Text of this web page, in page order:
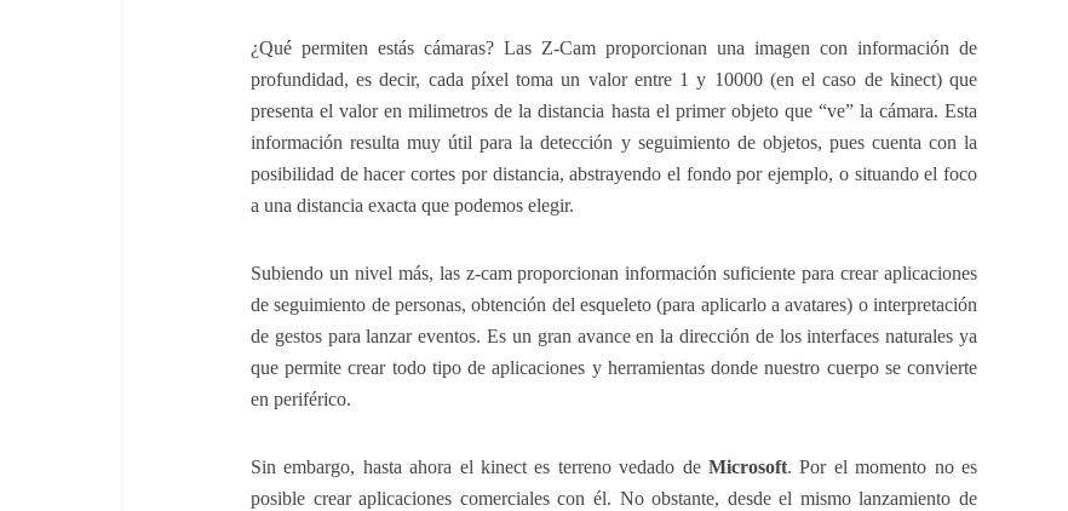
¿Qué permiten estás cámaras? Las Z-Cam proporcionan una imagen con información de
profundidad, es decir, cada píxel toma un valor entre 1 y 10000 (en el caso de kinect) que
presenta el valor en milimetros de la distancia hasta el primer objeto que “ve” la cámara. Esta
información resulta muy útil para la detección y seguimiento de objetos, pues cuenta con la
posibilidad de hacer cortes por distancia, abstrayendo el fondo por ejemplo, o situando el foco
a una distancia exacta que podemos elegir.
Subiendo un nivel más, las z-cam proporcionan información suficiente para crear aplicaciones
de seguimiento de personas, obtención del esqueleto (para aplicarlo a avatares) o interpretación
de gestos para lanzar eventos. Es un gran avance en la dirección de los interfaces naturales ya
que permite crear todo tipo de aplicaciones y herramientas donde nuestro cuerpo se convierte
en periférico.
Sin embargo, hasta ahora el kinect es terreno vedado de Microsoft. Por el momento no es
posible crear aplicaciones comerciales con él. No obstante, desde el mismo lanzamiento de